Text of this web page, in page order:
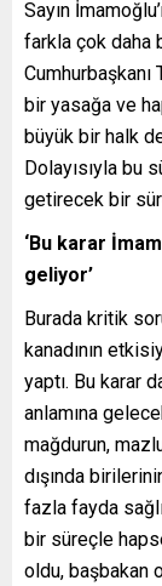
Sayın
farkla çok daha
bir yasağa ve
büyük bir halk
Dolayısıyla bu
getirecek bir
‘Bu karar
geliyor’
Burada kritik
kanadının
yaptı. Bu karar
anlamına
mağdurun,
dışında
fazla fayda
bir süreçle
oldu, başbakan